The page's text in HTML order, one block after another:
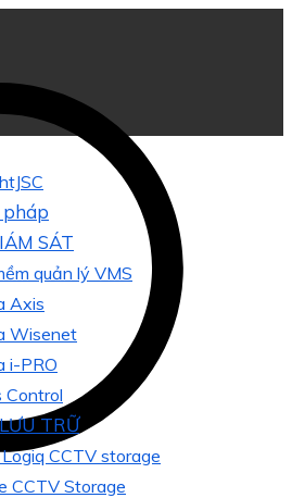
pháp
SÁT
quản lý VMS
Axis
Wisenet
i-PRO
Control
TRỮ
CCTV storage
CCTV Storage